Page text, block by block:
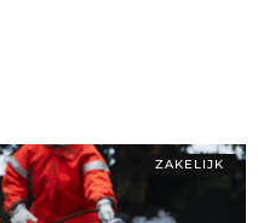
ZAKELIJK